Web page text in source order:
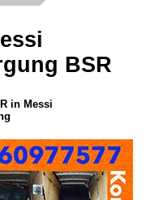
BSR
in Messi